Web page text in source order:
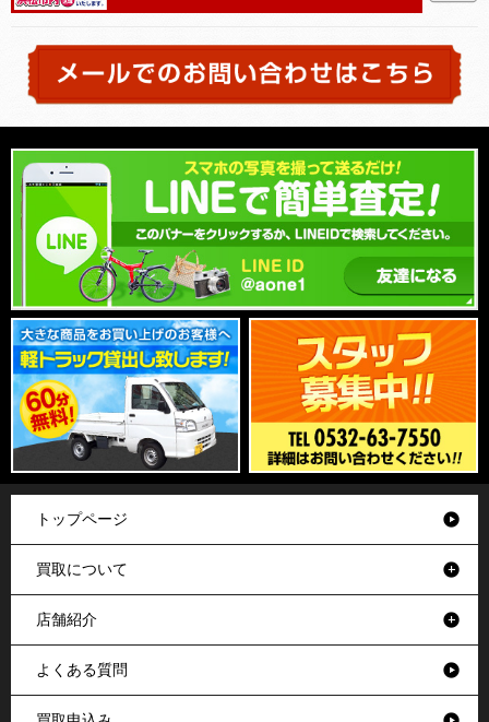
トップページ
買取について
店舗紹介
よくある質問